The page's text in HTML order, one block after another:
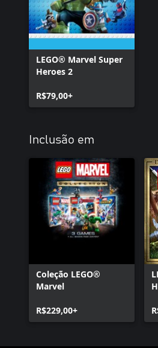
LEGO® Marvel Super
Heroes 2
R$79,00+
Inclusão em
Coleção LEGO®
Marvel
R$229,00+